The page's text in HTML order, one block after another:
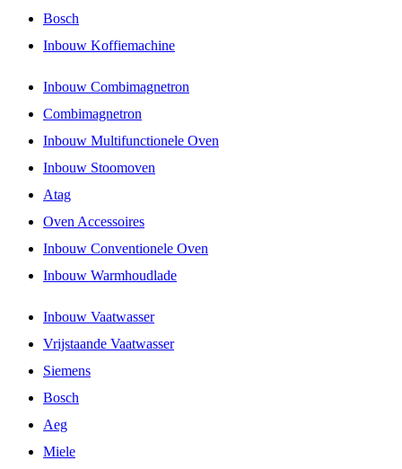
Bosch
Inbouw Koffiemachine
Inbouw Combimagnetron
Combimagnetron
Inbouw Multifunctionele Oven
Inbouw Stoomoven
Atag
Oven Accessoires
Inbouw Conventionele Oven
Inbouw Warmhoudlade
Inbouw Vaatwasser
Vrijstaande Vaatwasser
Siemens
Bosch
Aeg
Miele